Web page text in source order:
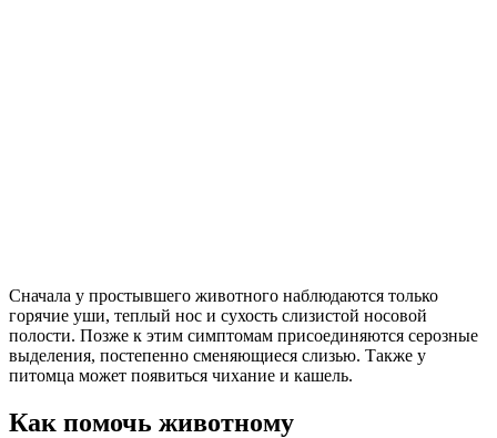
Сначала у простывшего животного наблюдаются только
горячие уши, теплый нос и сухость слизистой носовой
полости. Позже к этим симптомам присоединяются серозные
выделения, постепенно сменяющиеся слизью. Также у
питомца может появиться чихание и кашель.
Как помочь животному